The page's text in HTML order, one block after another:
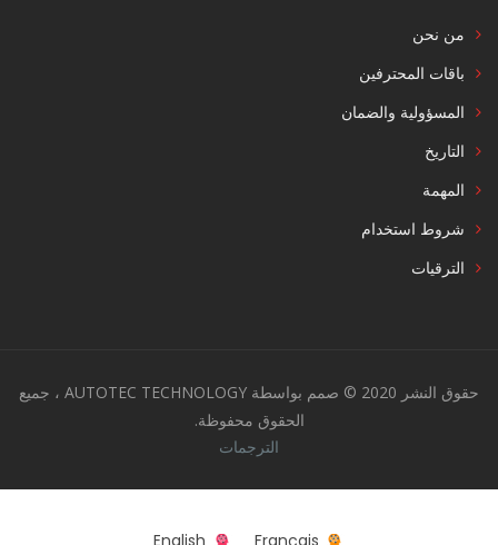
من نحن
باقات المحترفين
المسؤولية والضمان
التاريخ
المهمة
شروط استخدام
الترقيات
حقوق النشر 2020 © صمم بواسطة AUTOTEC TECHNOLOGY ، جميع
الحقوق محفوظة.
الترجمات
Français
English